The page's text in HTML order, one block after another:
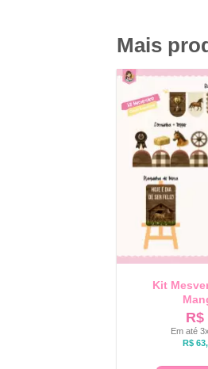
Mais
Kit
R$
Em até
R$